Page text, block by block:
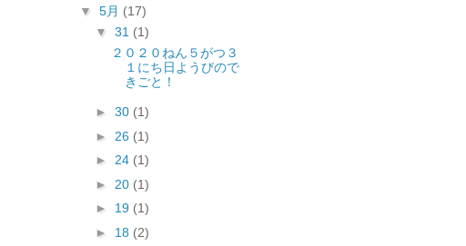
▼ 5月 (17)
▼ 31 (1)
２０２０ねん５がつ３
１にち日ようびので
きごと！
► 30 (1)
► 26 (1)
► 24 (1)
► 20 (1)
► 19 (1)
► 18 (2)